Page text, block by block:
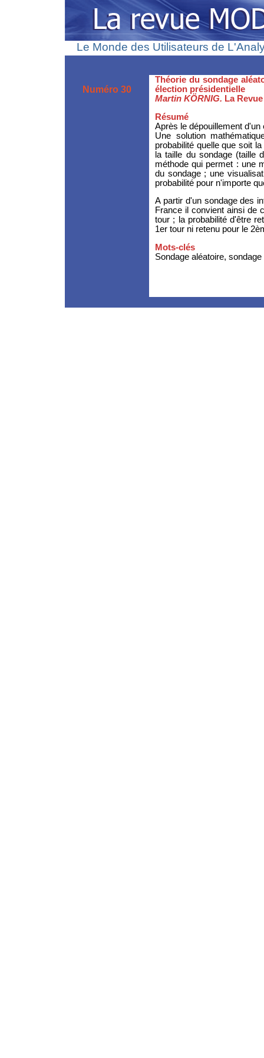
Le Monde des Utilisateurs de
Numéro 30
Théorie du sondage
élection présidentielle
Martin KÖRNIG. La
Résumé
Après le dépouillement
Une solution
probabilité quelle que soit
la taille du sondage (taille
méthode qui permet : une
du sondage ; une
probabilité pour n'importe
A partir d'un sondage des
France il convient ainsi de
tour ; la probabilité d'être
1er tour ni retenu pour le
Mots-clés
Sondage aléatoire,